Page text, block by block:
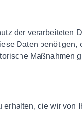
der verarbeiteten
Daten
Maßnahmen
die wir von